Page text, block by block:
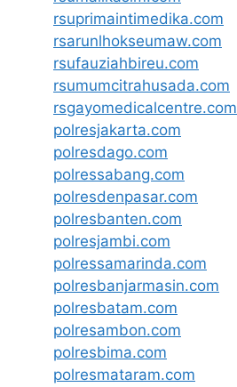
rsuprimaintimedika.com
rsarunlhokseumaw.com
rsufauziahbireu.com
rsumumcitrahusada.com
rsgayomedicalcentre.com
polresjakarta.com
polresdago.com
polressabang.com
polresdenpasar.com
polresbanten.com
polresjambi.com
polressamarinda.com
polresbanjarmasin.com
polresbatam.com
polresambon.com
polresbima.com
polresmataram.com